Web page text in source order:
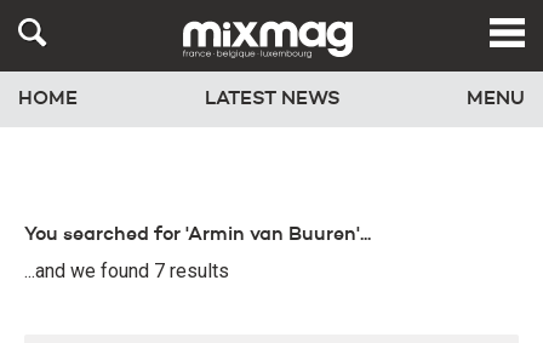
HOME LATEST NEWS MENU
You searched for 'Armin van Buuren'...
...and we found 7 results